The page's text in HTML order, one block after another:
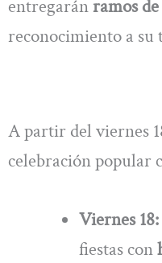
entregarán ramos
reconocimiento a su
A partir del viernes
celebración popular
Viernes 18:
fiestas con